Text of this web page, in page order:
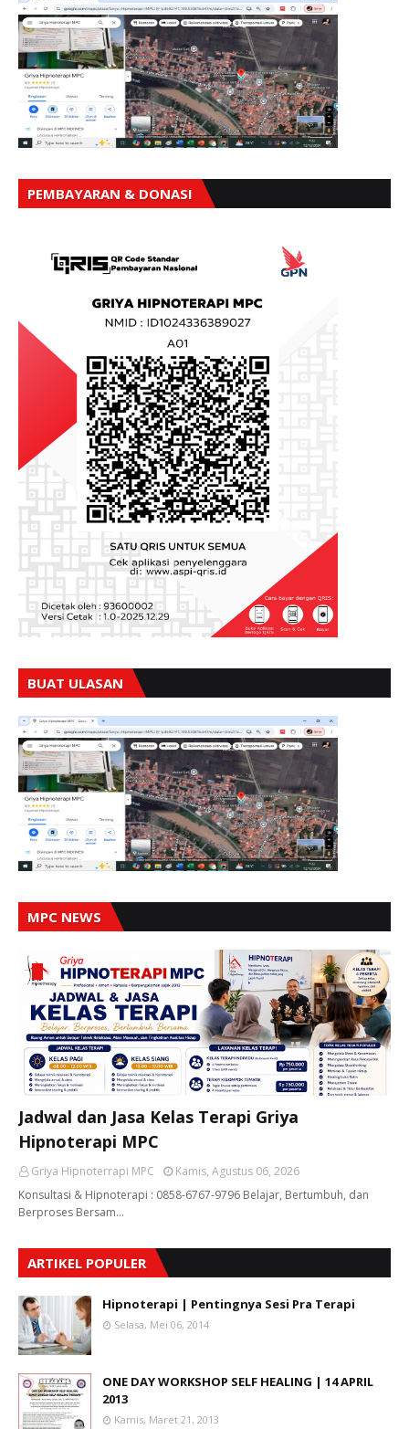
PEMBAYARAN & DONASI
BUAT ULASAN
MPC NEWS
Jadwal dan Jasa Kelas Terapi Griya
Hipnoterapi MPC
Griya Hipnoterrapi MPC
Kamis, Agustus 06, 2026
Konsultasi & Hipnoterapi : 0858-6767-9796 Belajar, Bertumbuh, dan
Berproses Bersam…
ARTIKEL POPULER
Hipnoterapi | Pentingnya Sesi Pra Terapi
Selasa, Mei 06, 2014
ONE DAY WORKSHOP SELF HEALING | 14 APRIL
2013
Kamis, Maret 21, 2013